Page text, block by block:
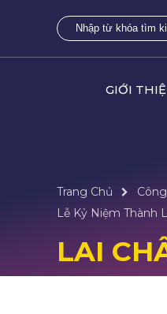
GIỚI
Trang Chủ
Lễ Kỷ Niệm Thành
LAI